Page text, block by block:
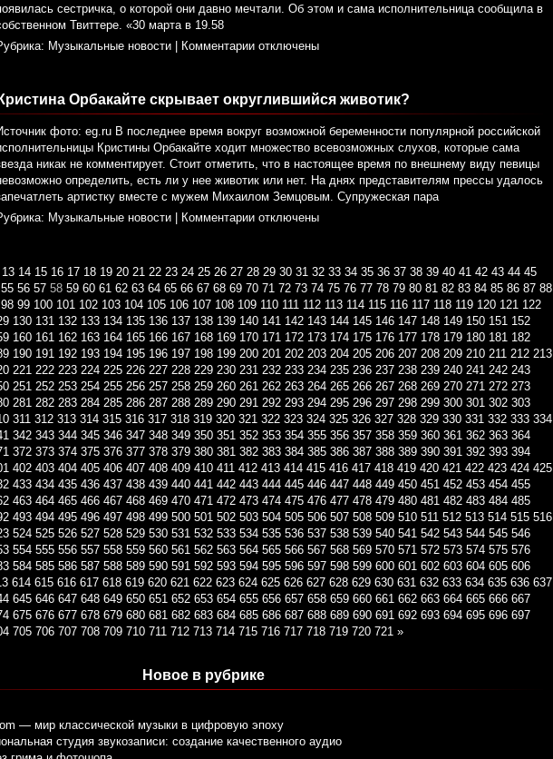
сестричка, о которой они давно мечтали. Об этом и сама исполнительница сообщила в
Твиттере. «30 марта в 19.58
Музыкальные новости Комментарии отключены
Орбакайте скрывает округлившийся животик?
фото: eg.ru В последнее время вокруг возможной беременности популярной российской
Кристины Орбакайте ходит множество всевозможных слухов, которые сама
никак не комментирует. Стоит отметить, что в настоящее время по внешнему виду певицы
определить, есть ли у нее животик или нет. На днях представителям прессы удалось
артистку вместе с мужем Михаилом Земцовым. Супружеская пара
Музыкальные новости Комментарии отключены
13 14 15 16 17 18 19 20 21 22 23 24 25 26 27 28 29 30 31 32 33 34 35 36 37 38 39 40 41 42 43 44 45
55 56 57 58 59 60 61 62 63 64 65 66 67 68 69 70 71 72 73 74 75 76 77 78 79 80 81 82 83 84 85 86 87 88
98 99 100 101 102 103 104 105 106 107 108 109 110 111 112 113 114 115 116 117 118 119 120 121 122
130 131 132 133 134 135 136 137 138 139 140 141 142 143 144 145 146 147 148 149 150 151 152
160 161 162 163 164 165 166 167 168 169 170 171 172 173 174 175 176 177 178 179 180 181 182
190 191 192 193 194 195 196 197 198 199 200 201 202 203 204 205 206 207 208 209 210 211 212 213
221 222 223 224 225 226 227 228 229 230 231 232 233 234 235 236 237 238 239 240 241 242 243
251 252 253 254 255 256 257 258 259 260 261 262 263 264 265 266 267 268 269 270 271 272 273
281 282 283 284 285 286 287 288 289 290 291 292 293 294 295 296 297 298 299 300 301 302 303
311 312 313 314 315 316 317 318 319 320 321 322 323 324 325 326 327 328 329 330 331 332 333 334
342 343 344 345 346 347 348 349 350 351 352 353 354 355 356 357 358 359 360 361 362 363 364
372 373 374 375 376 377 378 379 380 381 382 383 384 385 386 387 388 389 390 391 392 393 394
402 403 404 405 406 407 408 409 410 411 412 413 414 415 416 417 418 419 420 421 422 423 424 425
433 434 435 436 437 438 439 440 441 442 443 444 445 446 447 448 449 450 451 452 453 454 455
463 464 465 466 467 468 469 470 471 472 473 474 475 476 477 478 479 480 481 482 483 484 485
493 494 495 496 497 498 499 500 501 502 503 504 505 506 507 508 509 510 511 512 513 514 515 516
524 525 526 527 528 529 530 531 532 533 534 535 536 537 538 539 540 541 542 543 544 545 546
554 555 556 557 558 559 560 561 562 563 564 565 566 567 568 569 570 571 572 573 574 575 576
584 585 586 587 588 589 590 591 592 593 594 595 596 597 598 599 600 601 602 603 604 605 606
614 615 616 617 618 619 620 621 622 623 624 625 626 627 628 629 630 631 632 633 634 635 636 637
645 646 647 648 649 650 651 652 653 654 655 656 657 658 659 660 661 662 663 664 665 666 667
675 676 677 678 679 680 681 682 683 684 685 686 687 688 689 690 691 692 693 694 695 696 697
705 706 707 708 709 710 711 712 713 714 715 716 717 718 719 720 721 »
Новое в рубрике
— мир классической музыки в цифровую эпоху
студия звукозаписи: создание качественного аудио